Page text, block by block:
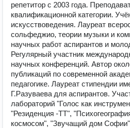
репетитор с 2003 года.
квалификационной категории.
искусствоведения. Лауреат
сольфеджио, теории музыки и
научных работ аспирантов и
Регулярный участник
научных конференций. Автор
публикаций по современной
педагогике. Лауреат стипендии
Г.Разуваева для аспирантов.
лабораторий "Голос как
"Резиденция -ТТ",
космосом", "Звучащий дом